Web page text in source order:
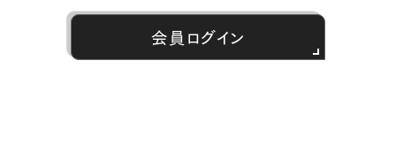
会員ログイン